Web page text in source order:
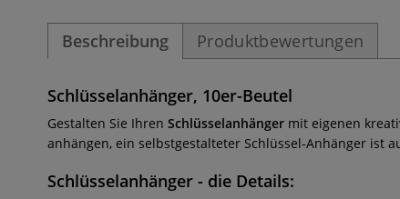
Beschreibung Produktbewertungen
Schlüsselanhänger, 10er-Beutel
Gestalten Sie Ihren Schlüsselanhänger mit eigenen
anhängen, ein selbstgestalteter Schlüssel-Anhänger ist
Schlüsselanhänger - die Details: